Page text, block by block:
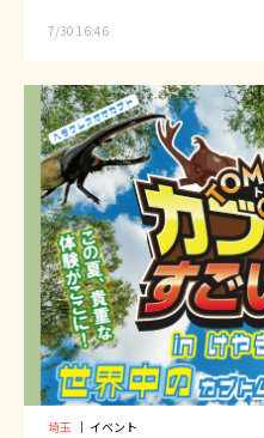
7/30 16:46
埼玉 ｜ イベント